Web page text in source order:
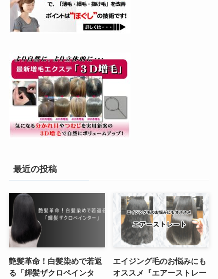
最近の投稿
艶髪革命！白髪染めで若返
る「輝髪ザクロペインタ
エイジング毛のお悩みにも
オススメ『エアーストレー